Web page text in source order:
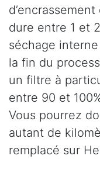
dure entre 1 et
séchage
la fin du
un filtre à
entre 90 et
Vous pourrez
autant de
remplacé sur